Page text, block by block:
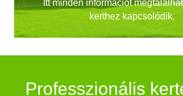
Itt minden információt
kerthez kapcsolódik.
Professzionális